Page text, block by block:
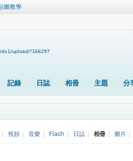
圖教學
upload/?166297
記錄 日誌 相冊 主題 分
視頻 音樂 Flash 日誌 相冊 圖片